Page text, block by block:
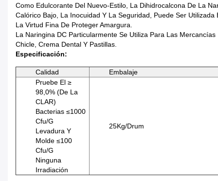
Como Edulcorante Del Nuevo-Estilo, La Dihidrocalcona De La
Calórico Bajo, La Inocuidad Y La Seguridad, Puede Ser
La Virtud Fina De Proteger Amargura.
La Naringina DC Particularmente Se Utiliza Para Las
Chicle, Crema Dental Y Pastillas.
Especificación:
Calidad
Embalaje
Pruebe El ≥
98,0% (de La
CLAR)
Bacterias ≤1000
Cfu/g
Levadura Y
Molde ≤100
Cfu/g
Ninguna
Irradiación
25Kg/drum